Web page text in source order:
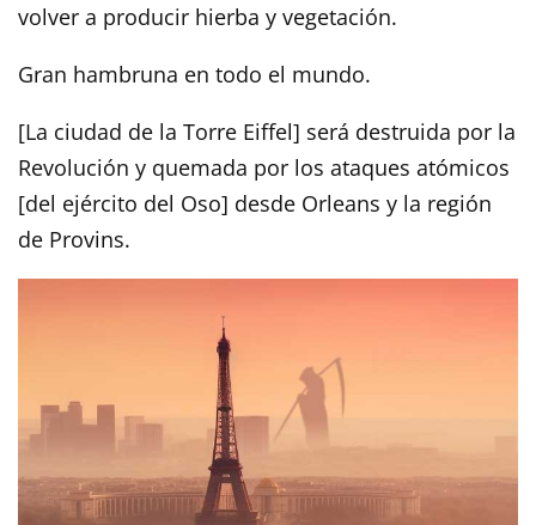
volver a producir hierba y vegetación.
Gran hambruna en todo el mundo.
[La ciudad de la Torre Eiffel] será destruida por la
Revolución y quemada por los ataques atómicos
[del ejército del Oso] desde Orleans y la región
de Provins.